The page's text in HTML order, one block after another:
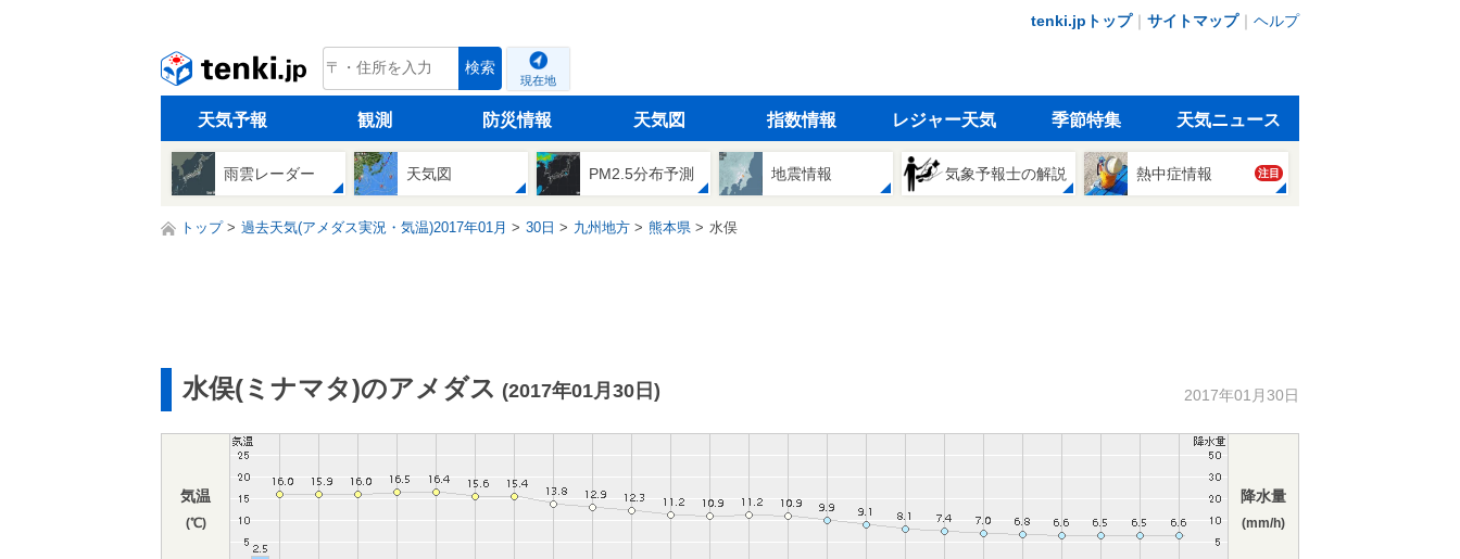
tenki.jpトップ｜ サイトマップ｜ ヘルプ
tenki.jp 検索
現在地
天気予報 観測 防災情報 天気図 指数情報 レジャー天気 季節特集 天気ニュース
雨雲レーダー 天気図 PM2.5分布予測 地震情報 気象予報士の解説 熱中症情報 注目
トップ 過去天気(アメダス実況・気温)2017年01月 30日 九州地方 熊本県 水俣
水俣(ミナマタ)のアメダス (2017年01月30日) 2017年01月30日
気温
(℃)
降水量
(mm/h)